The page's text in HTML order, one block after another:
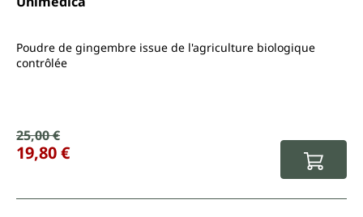
Poudre de gingembre issue de l'agriculture biologique
contrôlée
Prix de vente :
Prix régulier :
25,00 €
19,80 €